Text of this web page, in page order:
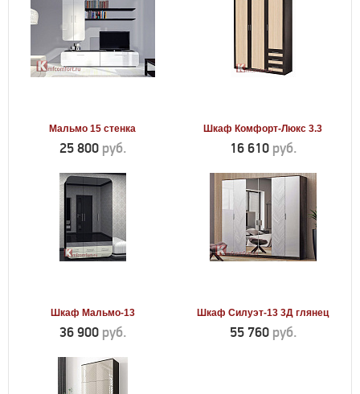
Мальмо 15 стенка
25 800 руб.
Шкаф Комфорт-Люкс 3.3
16 610 руб.
Шкаф Мальмо-13
36 900 руб.
Шкаф Силуэт-13 3Д глянец
55 760 руб.